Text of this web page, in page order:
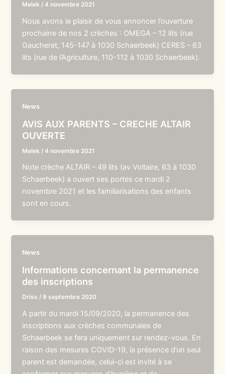
Melek /4 novembre 2021
Nous avons le plaisir de vous annoncer l’ouverture
prochaine de nos 2 crèches : OMEGA – 12 lits (rue
Gaucheret, 145-147 à 1030 Schaerbeek) CERES – 63
lits (rue de l’Agriculture, 110-112 à 1030 Schaerbeek).
News
AVIS AUX PARENTS – CRECHE ALTAIR
OUVERTE
Melek /4 novembre 2021
Note crèche ALTAIR – 49 lits (av Voltaire, 63 à 1030
Schaerbeek) a ouvert ses portes ce mardi 2
novembre 2021 et les familiarisations des enfants
sont en cours.
News
Informations concernant la permanence
des inscriptions
Driss / 9 septembre 2020
A partir du mardi 15/09/2020, la permanence des
inscriptions aux crèches communales de
Schaerbeek se fera uniquement sur rendez-vous. En
raison des mesures COVID-19, la présence d’un seul
parent est demandée, celui-ci est invité à se